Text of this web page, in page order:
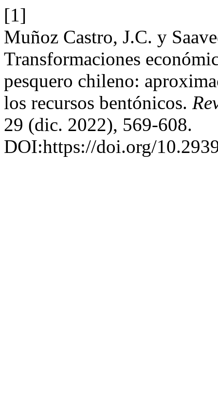
[1]
Muñoz Castro, J.C. y
Transformaciones
pesquero chileno:
los recursos bentónicos.
29 (dic. 2022), 569-608.
DOI:https://doi.org/